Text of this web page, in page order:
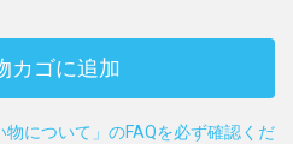
カゴに追加
について」のFAQを必ず確認くだ